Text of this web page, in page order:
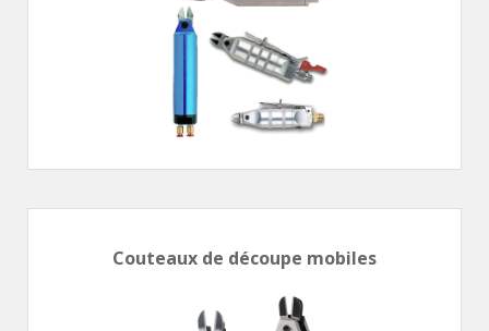
Couteaux de découpe mobiles